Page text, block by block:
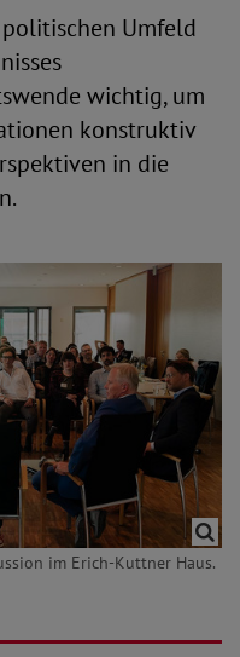
Umfeld
wichtig, um
konstruktiv
in die
im Erich-Kuttner Haus.